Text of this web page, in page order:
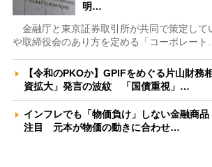
明…
金融庁と東京証券取引所が共同で策定して
や取締役会のあり方を定める「コーポレー
【令和のPKOか】GPIFをめぐる片山財務
資拡大」発言の波紋 「国債重視」…
インフレでも「物価負け」しない金融商
注目 元本が物価の動きに合わせ…